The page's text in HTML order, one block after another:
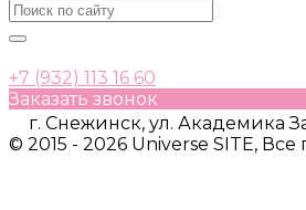
+7 (932) 113 16 60
Заказать звонок
г. Снежинск, ул. Академика
© 2015 - 2026 Universe SITE,